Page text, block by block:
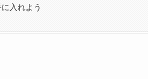
入れよう